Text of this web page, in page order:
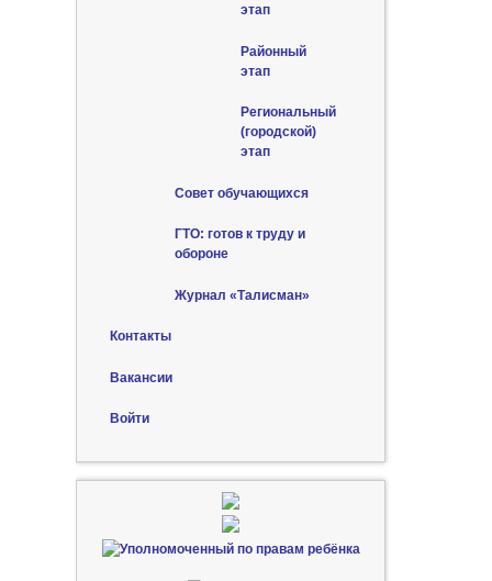
этап
Районный
этап
Региональный
(городской)
этап
Совет обучающихся
ГТО: готов к труду и
обороне
Журнал «Талисман»
Контакты
Вакансии
Войти